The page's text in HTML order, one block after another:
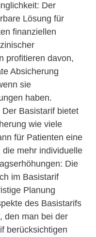
Der
Lösung für
finanziellen
profitieren davon,
Absicherung
sie
haben.
Basistarif bietet
wie viele
für Patienten eine
mehr individuelle
Die
im Basistarif
Planung
des Basistarifs
den man bei der
berücksichtigen